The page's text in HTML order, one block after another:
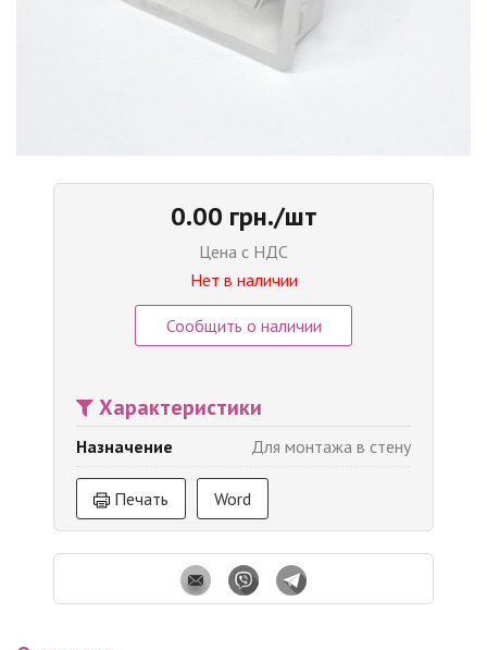
0.00 грн./шт
Цена с НДС
Нет в наличии
Сообщить о наличии
Характеристики
Назначение Для монтажа в стену
Печать Word